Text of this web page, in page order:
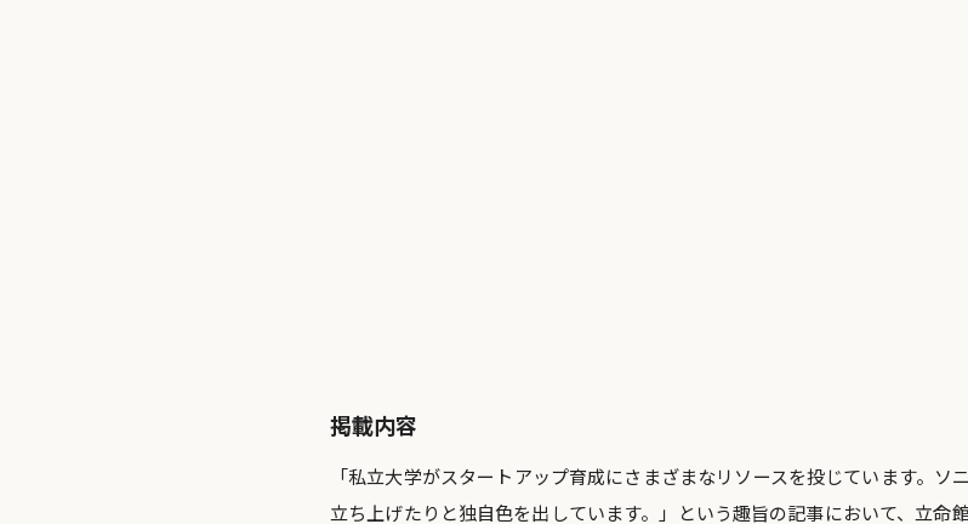
掲載内容
「私立大学がスタートアップ育成にさまざまなリソースを投じています。ソ
立ち上げたりと独自色を出しています。」という趣旨の記事において、立命